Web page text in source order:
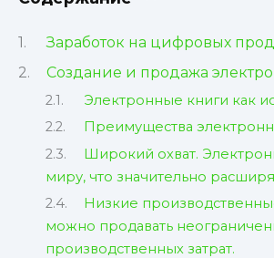
Заработок на цифровых
Создание и продажа
Электронные книги как
Преимущества
Широкий охват.
миру, что значительно
Низкие
можно продавать
производственных затрат.